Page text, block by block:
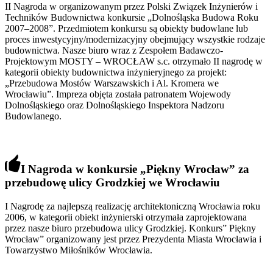
II Nagroda w organizowanym przez Polski Związek Inżynierów i
Techników Budownictwa konkursie „Dolnośląska Budowa Roku
2007–2008”. Przedmiotem konkursu są obiekty budowlane lub
proces inwestycyjny/modernizacyjny obejmujący wszystkie rodzaje
budownictwa. Nasze biuro wraz z Zespołem Badawczo-
Projektowym MOSTY – WROCŁAW s.c. otrzymało II nagrodę w
kategorii obiekty budownictwa inżynieryjnego za projekt:
„Przebudowa Mostów Warszawskich i Al. Kromera we
Wrocławiu”. Impreza objęta została patronatem Wojewody
Dolnośląskiego oraz Dolnośląskiego Inspektora Nadzoru
Budowlanego.
I Nagroda w konkursie „Piękny Wrocław” za
przebudowę ulicy Grodzkiej we Wrocławiu
I Nagrodę za najlepszą realizację architektoniczną Wrocławia roku
2006, w kategorii obiekt inżynierski otrzymała zaprojektowana
przez nasze biuro przebudowa ulicy Grodzkiej. Konkurs” Piękny
Wrocław” organizowany jest przez Prezydenta Miasta Wrocławia i
Towarzystwo Miłośników Wrocławia.